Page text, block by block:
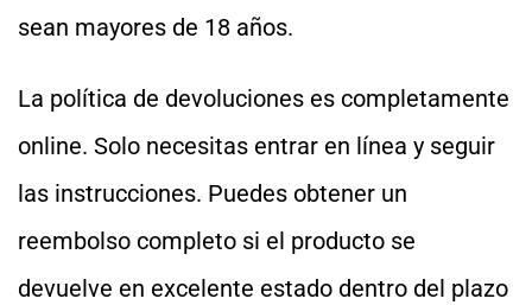
sean mayores de 18 años.
La política de devoluciones es completamente
online. Solo necesitas entrar en línea y seguir
las instrucciones. Puedes obtener un
reembolso completo si el producto se
devuelve en excelente estado dentro del plazo